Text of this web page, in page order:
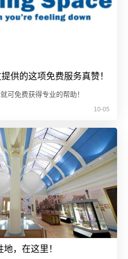
供的这项免费服务真赞！
可免费获得专业的帮助！
10-05
，在这里！